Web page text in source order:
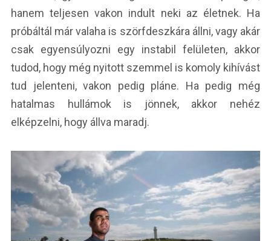
hanem teljesen vakon indult neki az életnek. Ha
próbáltál már valaha is szörfdeszkára állni, vagy akár
csak egyensúlyozni egy instabil felületen, akkor
tudod, hogy még nyitott szemmel is komoly kihívást
tud jelenteni, vakon pedig pláne. Ha pedig még
hatalmas hullámok is jönnek, akkor nehéz
elképzelni, hogy állva maradj.